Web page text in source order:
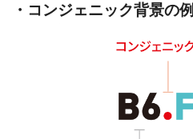
・コンジェニック背景の例